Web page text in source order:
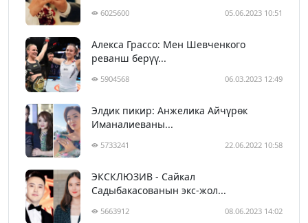
6025600 05.06.2023 10:51
Алекса Грассо: Мен Шевченкого
реванш берүү...
5904568 06.03.2023 12:49
Элдик пикир: Анжелика Айчүрөк
Иманалиеваны...
5733241 22.06.2022 10:58
ЭКСКЛЮЗИВ - Сайкал
Садыбакасованын экс-жол...
5663912 08.06.2023 14:02